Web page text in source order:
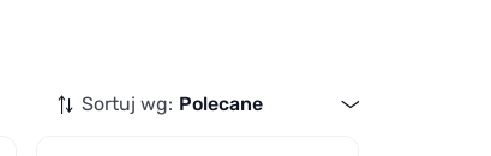
Sortuj wg: Polecane